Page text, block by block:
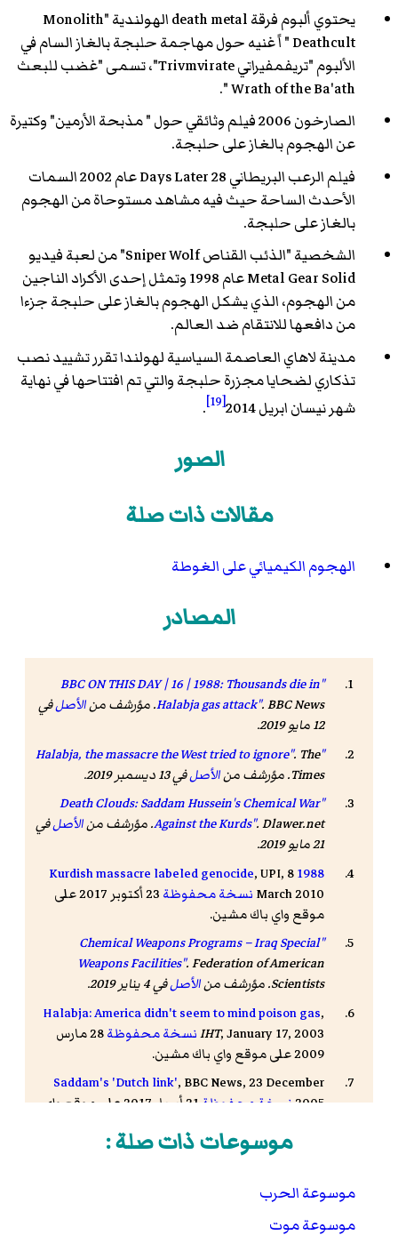
يحتوي ألبوم فرقة death metal الهولندية "Monolith
Deathcult " اً غنيه حول مهاجمة حلبجة بالغاز السام في
الألبوم "تريفمفيراتي Trivmvirate"، تسمى "غضب للبعث
Wrath of the Ba'ath ".
الصارخون 2006 فيلم وثائقي حول " مذبحة الأرمين" وكتيرة
عن الهجوم بالغاز على حلبجة.
فيلم الرعب البريطاني 28 Days Later عام 2002 السمات
الأحدث الساحة حيث فيه مشاهد مستوحاة من الهجوم
بالغاز على حلبجة.
الشخصية "الذئب القناص Sniper Wolf" من لعبة فيديو
Metal Gear Solid عام 1998 وتمثل إحدى الأكراد الناجين
من الهجوم، الذي يشكل الهجوم بالغاز على حلبجة جزءا
من دافعها للانتقام ضد العالم.
مدينة لاهاي العاصمة السياسية لهولندا تقرر تشييد نصب
تذكاري لضحايا مجزرة حلبجة والتي تم افتتاحها في نهاية
شهر نيسان ابريل 2014
[19]
.
الصور
مقالات ذات صلة
الهجوم الكيميائي على الغوطة
المصادر
"BBC ON THIS DAY | 16 | 1988: Thousands die in
Halabja gas attack". BBC News. مؤرشف من الأصلفي
12 مايو 2019
.
"Halabja, the massacre the West tried to ignore"
. The
Times. مؤرشف منالأصلفي 13 ديسمبر 2019
.
"Death Clouds: Saddam Hussein's Chemical War
Against the Kurds". Dlawer.net. مؤرشف من الأصلفي
21 مايو 2019
.
1988 Kurdish massacre labeled genocide
, UPI, 8
March 2010 نسخة محفوظة
23 أكتوبر 2017 على
موقع واي باك مشين.
"Chemical Weapons Programs – Iraq Special
Weapons Facilities". Federation of American
Scientists. مؤرشف من
الأصلفي 4 يناير 2019
.
Halabja: America didn't seem to mind poison gas,
IHT, January 17, 2003 نسخة محفوظة
28 مارس
2009 على موقع واي باك مشين.
Saddam's 'Dutch link', BBC News, 23 December
2005نسخة محفوظة
21 أبريل 2017 على موقع واي
Iraq says to sue Halabja chemical weapons
محفوظة10 فبراير 2010 على موقع واي باك مشين.
Saddam says responsible for any Iran gas attacks,
موسوعات ذات صلة :
موسوعة الحرب
موسوعة موت